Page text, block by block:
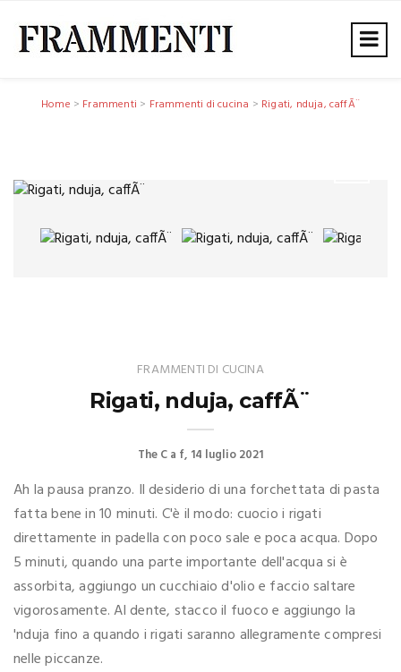
Home > Frammenti > Frammenti di cucina > Rigati, nduja, caffÃ¨
FRAMMENTI DI CUCINA
Rigati, nduja, caffÃ¨
The C a f 14 luglio 2021
Ah la pausa pranzo. Il desiderio di una forchettata di pasta
fatta bene in 10 minuti. C'è il modo: cuocio i rigati
direttamente in padella con poco sale e poca acqua. Dopo
5 minuti, quando una parte importante dell'acqua si è
assorbita, aggiungo un cucchiaio d'olio e faccio saltare
vigorosamente. Al dente, stacco il fuoco e aggiungo la
'nduja fino a quando i rigati saranno allegramente compresi
nelle piccanze.